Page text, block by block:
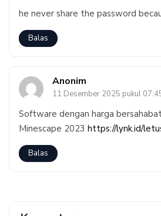
he never share the password
Balas
Anonim
11 Desember 2025 pukul
Software dengan harga
Minescape 2023 https://lynk.id/
Balas